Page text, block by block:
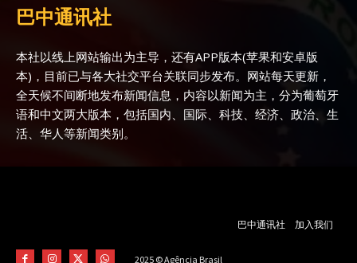
巴中通讯社
本社以线上网站输出为主导，还有APP版本(苹果和安卓版
本)，目前已与各大社交平台关联同步发布。网站每天更新，
全天候不间断地发布新闻信息，内容以新闻为主，分为葡萄牙
语和中文两大版本，包括国内、国际、科技、经济、政治、生
活、华人等新闻类别。
2025 © Agência Brasil
巴中通讯社 加入我们